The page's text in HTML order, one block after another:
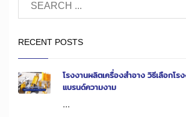
RECENT POSTS
โรงงานผลิตเครื่องสำอาง วิธีเลือกโร
แบรนด์ความงาม
...